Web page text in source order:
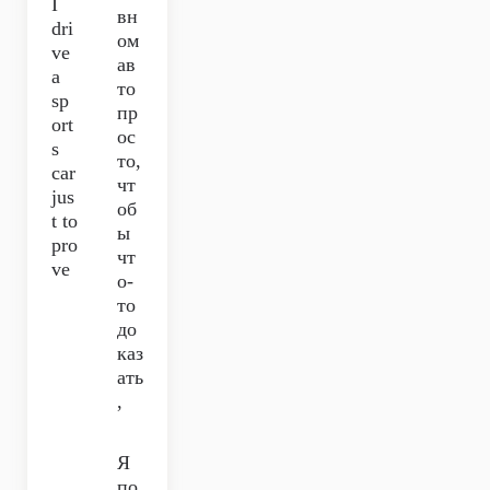
I
dri
ve
a
sp
ort
s
car
jus
t to
pro
ve
вн
ом
ав
то
пр
ос
то,
чт
об
ы
чт
о-
то
до
каз
ать
,
Я